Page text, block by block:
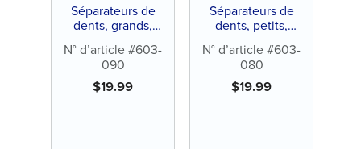
Séparateurs de
dents, grands,
diamètre extérieur,
sans latex (1000 ct)
N° d’article #603-
090
$19.99
Séparateurs de
dents, petits,
diamètre extérieur,
sans latex (1000 ct)
N° d’article #603-
080
$19.99